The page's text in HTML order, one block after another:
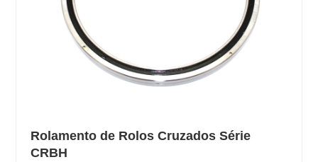
Rolamento de Rolos Cruzados Série
CRBH